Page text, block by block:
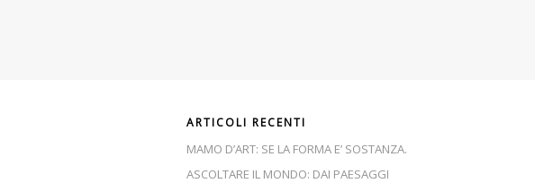
ARTICOLI RECENTI
MAMO D’ART: SE LA FORMA E’ SOSTANZA.
ASCOLTARE IL MONDO: DAI PAESAGGI